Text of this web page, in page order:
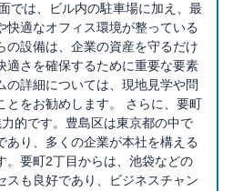
では、ビル内の駐車場に加え、最
快適なオフィス環境が整っている
の設備は、企業の資産を守るだけ
適さを確保するために重要な要素
の詳細については、現地見学や問
とをお勧めします。 さらに、要町
的です。豊島区は東京都の中で
あり、多くの企業が本社を構える
。要町2丁目からは、池袋などの
スも良好であり、ビジネスチャン